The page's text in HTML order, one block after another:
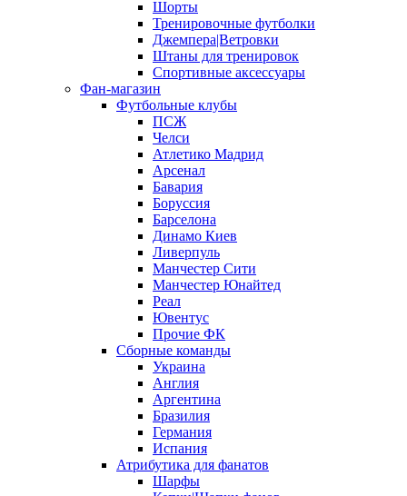
Шорты
Тренировочные футболки
Джемпера|Ветровки
Штаны для тренировок
Спортивные аксессуары
Фан-магазин
Футбольные клубы
ПСЖ
Челси
Атлетико Мадрид
Арсенал
Бавария
Боруссия
Барселона
Динамо Киев
Ливерпуль
Манчестер Сити
Манчестер Юнайтед
Реал
Ювентус
Прочие ФК
Сборные команды
Украина
Англия
Аргентина
Бразилия
Германия
Испания
Атрибутика для фанатов
Шарфы